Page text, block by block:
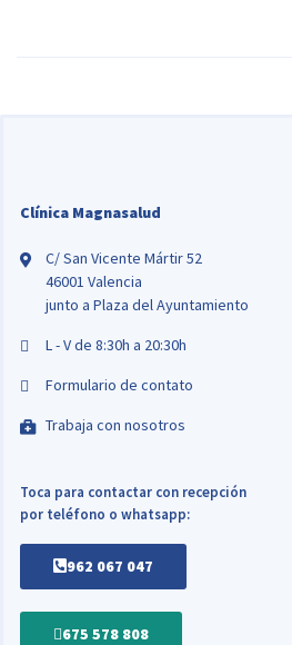
Clínica Magnasalud
C/ San Vicente Mártir 52
46001 Valencia
junto a Plaza del Ayuntamiento
L - V de 8:30h a 20:30h
Formulario de contato
Trabaja con nosotros
Toca para contactar con recepción
por teléfono o whatsapp:
962 067 047
675 578 808